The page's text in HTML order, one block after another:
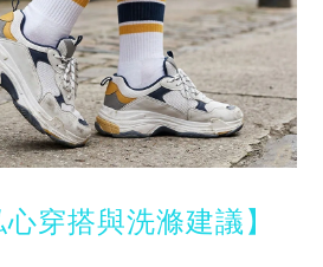
心穿搭與洗滌建議】